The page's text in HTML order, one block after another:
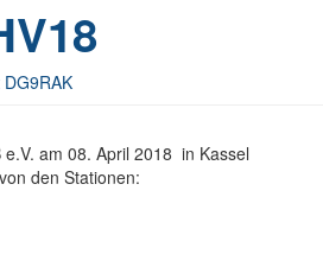
am 08. April 2018 in Kassel
den Stationen: